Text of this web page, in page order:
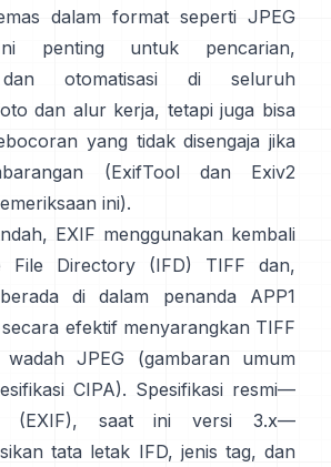
dalam format seperti JPEG
penting untuk pencarian,
dan otomatisasi di seluruh
dan alur kerja, tetapi juga bisa
yang tidak disengaja jika
(ExifTooldan Exiv2
ini).
EXIF menggunakan kembali
File Directory (IFD) TIFF dan,
di dalam penanda APP1
efektif menyarangkan TIFF
JPEG (gambaran umum
CIPA). Spesifikasi resmi—
saat ini versi 3.x—
tata letak IFD, jenis tag, dan